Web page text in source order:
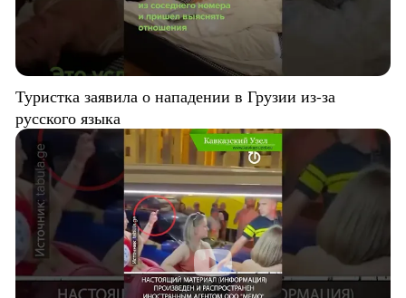
Туристка заявила о нападении в Грузии из-за
русского языка